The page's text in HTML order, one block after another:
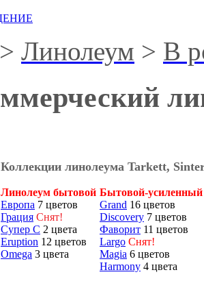
> Линолеум > В
Коллекции линолеума Tarkett,
Линолеум бытовой
Европа 7 цветов
Грация Cнят!
Супер С 2 цвета
Eruption 12 цветов
Omega 3 цвета
Бытовой-усиленный
Grand 16 цветов
Discovery 7 цветов
Фаворит 11 цветов
Largo Снят!
Magia 6 цветов
Harmony 4 цвета